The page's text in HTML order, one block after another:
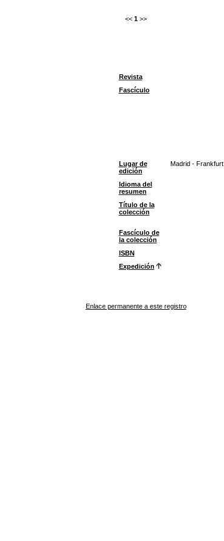
<< 1 >>
Revista
Fascículo
Lugar de
edición
Madrid - Frankfurt
Idioma del
resumen
Título de la
colección
Fascículo de
la colección
ISBN
Expedición
Enlace permanente a este registro